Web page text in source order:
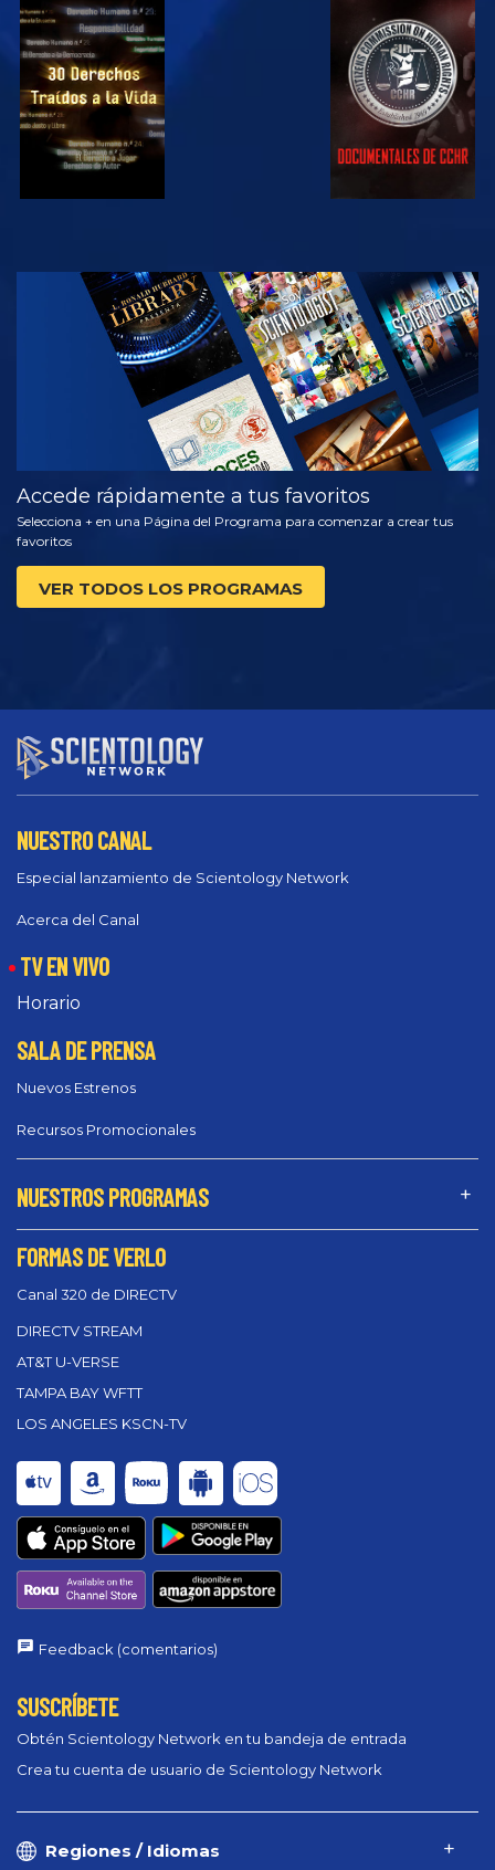
VE VE
VE
EXPLORA LAS
SERIES
Accede rápidamente a tus favoritos
Selecciona + en una Página del Programa para comenzar a crear tus
favoritos
VER TODOS LOS PROGRAMAS
NUESTRO CANAL
Especial lanzamiento de Scientology Network
Acerca del Canal
TV EN VIVO
Horario
SALA DE PRENSA
Nuevos Estrenos
Recursos Promocionales
NUESTROS PROGRAMAS
FORMAS DE VERLO
Canal 320 de DIRECTV
DIRECTV STREAM
AT&T U-VERSE
TAMPA BAY WFTT
LOS ANGELES KSCN-TV
Feedback (comentarios)
SUSCRÍBETE
Obtén Scientology Network en tu bandeja de entrada
Crea tu cuenta de usuario de Scientology Network
Regiones / Idiomas